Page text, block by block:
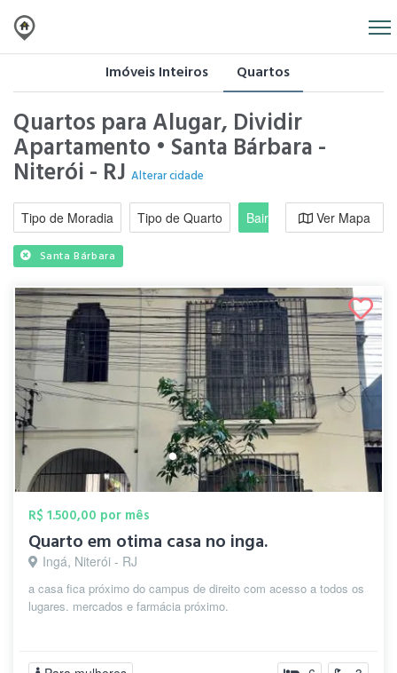
Imóveis Inteiros Quartos
Quartos para Alugar, Dividir
Apartamento • Santa Bárbara -
Niterói - RJ Alterar cidade
Tipo de Moradia Tipo de Quarto Bairro / RegiãoVer Mapa
Santa Bárbara
R$ 1.500,00 por mês
Quarto em otima casa no inga.
Ingá, Niterói - RJ
a casa fica próximo do campus de direito com acesso a todos os
lugares. mercados e farmácia próximo.